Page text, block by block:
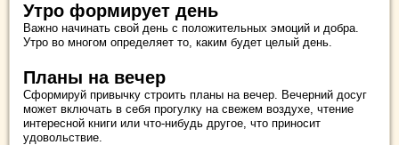
Утро формирует день
Важно начинать свой день с положительных эмоций и добра.
Утро во многом определяет то, каким будет целый день.
Планы на вечер
Сформируй привычку строить планы на вечер. Вечерний досуг
может включать в себя прогулку на свежем воздухе, чтение
интересной книги или что-нибудь другое, что приносит
удовольствие.